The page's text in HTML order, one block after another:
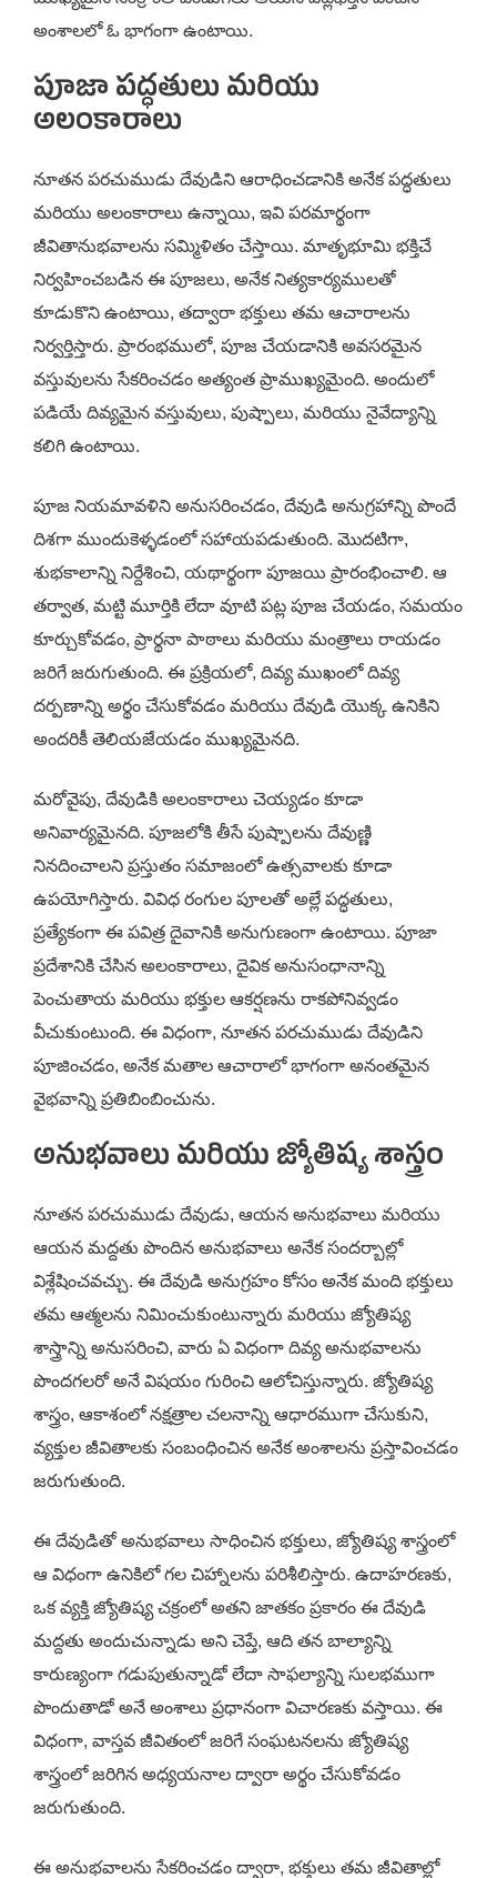
అంశాలలో ఓ భాగంగా ఉంటాయి.
పూజా పద్ధతులు మరియు
అలంకారాలు
నూతన పరచుముడు దేవుడిని ఆరాధించడానికి అనేక పద్ధతులు
మరియు అలంకారాలు ఉన్నాయి, ఇవి పరమార్థంగా
జీవితానుభవాలను సమ్మిళితం చేస్తాయి. మాతృభూమి భక్తిచే
నిర్వహించబడిన ఈ పూజలు, అనేక నిత్యకార్యములతో
కూడుకొని ఉంటాయి, తద్వారా భక్తులు తమ ఆచారాలను
నిర్వర్తిస్తారు. ప్రారంభములో, పూజ చేయడానికి అవసరమైన
వస్తువులను సేకరించడం అత్యంత ప్రాముఖ్యమైంది. అందులో
పడియే దివ్యమైన వస్తువులు, పుష్పాలు, మరియు నైవేద్యాన్ని
కలిగి ఉంటాయి.
పూజ నియమావళిని అనుసరించడం, దేవుడి అనుగ్రహాన్ని పొందే
దిశగా ముందుకెళ్ళడంలో సహాయపడుతుంది. మొదటిగా,
శుభకాలాన్ని నిర్దేశించి, యథార్థంగా పూజయి ప్రారంభించాలి. ఆ
తర్వాత, మట్టి మూర్తికి లేదా వూటి పట్ల పూజ చేయడం, సమయం
కూర్చుకోవడం, ప్రార్థనా పాఠాలు మరియు మంత్రాలు రాయడం
జరిగే జరుగుతుంది. ఈ ప్రక్రియలో, దివ్య ముఖంలో దివ్య
దర్పణాన్ని అర్థం చేసుకోవడం మరియు దేవుడి యొక్క ఉనికిని
అందరికీ తెలియజేయడం ముఖ్యమైనది.
మరోవైపు, దేవుడికి అలంకారాలు చెయ్యడం కూడా
అనివార్యమైనది. పూజలోకి తీసే పుష్పాలను దేవుణ్ణి
నినదించాలని ప్రస్తుతం సమాజంలో ఉత్సవాలకు కూడా
ఉపయోగిస్తారు. వివిధ రంగుల పూలతో అల్లే పద్ధతులు,
ప్రత్యేకంగా ఈ పవిత్ర దైవానికి అనుగుణంగా ఉంటాయి. పూజా
ప్రదేశానికి చేసిన అలంకారాలు, దైవిక అనుసంధానాన్ని
పెంచుతాయ మరియు భక్తుల ఆకర్షణను రాకపోనివ్వడం
వీచుకుంటుంది. ఈ విధంగా, నూతన పరచుముడు దేవుడిని
పూజించడం, అనేక మతాల ఆచారాలో భాగంగా అనంతమైన
వైభవాన్ని ప్రతిబింబించును.
అనుభవాలు మరియు జ్యోతిష్య శాస్త్రం
నూతన పరచుముడు దేవుడు, ఆయన అనుభవాలు మరియు
ఆయన మద్దతు పొందిన అనుభవాలు అనేక సందర్బాల్లో
విశ్లేషించవచ్చు. ఈ దేవుడి అనుగ్రహం కోసం అనేక మంది భక్తులు
తమ ఆత్మలను నిమించుకుంటున్నారు మరియు జ్యోతిష్య
శాస్త్రాన్ని అనుసరించి, వారు ఏ విధంగా దివ్య అనుభవాలను
పొందగలరో అనే విషయం గురించి ఆలోచిస్తున్నారు. జ్యోతిష్య
శాస్త్రం, ఆకాశంలో నక్షత్రాల చలనాన్ని ఆధారముగా చేసుకుని,
వ్యక్తుల జీవితాలకు సంబంధించిన అనేక అంశాలను ప్రస్తావించడం
జరుగుతుంది.
ఈ దేవుడితో అనుభవాలు సాధించిన భక్తులు, జ్యోతిష్య శాస్త్రంలో
ఆ విధంగా ఉనికిలో గల చిహ్నాలను పరిశీలిస్తారు. ఉదాహరణకు,
ఒక వ్యక్తి జ్యోతిష్య చక్రంలో అతని జాతకం ప్రకారం ఈ దేవుడి
మద్దతు అందుచున్నాడు అని చెప్తే, ఆది తన బాల్యాన్ని
కారుణ్యంగా గడుపుతున్నాడో లేదా సాఫల్యాన్ని సులభముగా
పొందుతాడో అనే అంశాలు ప్రధానంగా విచారణకు వస్తాయి. ఈ
విధంగా, వాస్తవ జీవితంలో జరిగే సంఘటనలను జ్యోతిష్య
శాస్త్రంలో జరిగిన అధ్యయనాల ద్వారా అర్థం చేసుకోవడం
జరుగుతుంది.
ఈ అనుభవాలను సేకరించడం ద్వారా, భక్తులు తమ జీవితాల్లో